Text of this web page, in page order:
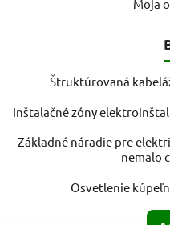
Moja
Štruktúrovaná
Inštalačné zóny
Základné náradie pre
nemalo
Osvetlenie